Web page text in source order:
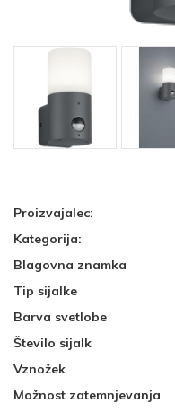
Proizvajalec:
Kategorija:
Blagovna znamka
Tip sijalke
Barva svetlobe
Število sijalk
Vznožek
Možnost zatemnjevanja